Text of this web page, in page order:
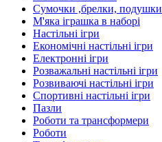
Сумочки ,брелки, подушки
М'яка іграшка в наборі
Настільні ігри
Економічні настільні ігри
Електронні ігри
Розважальні настільні ігри
Розвиваючі настільні ігри
Спортивні настільні ігри
Пазли
Роботи та трансформери
Роботи